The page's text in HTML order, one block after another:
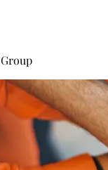
Group